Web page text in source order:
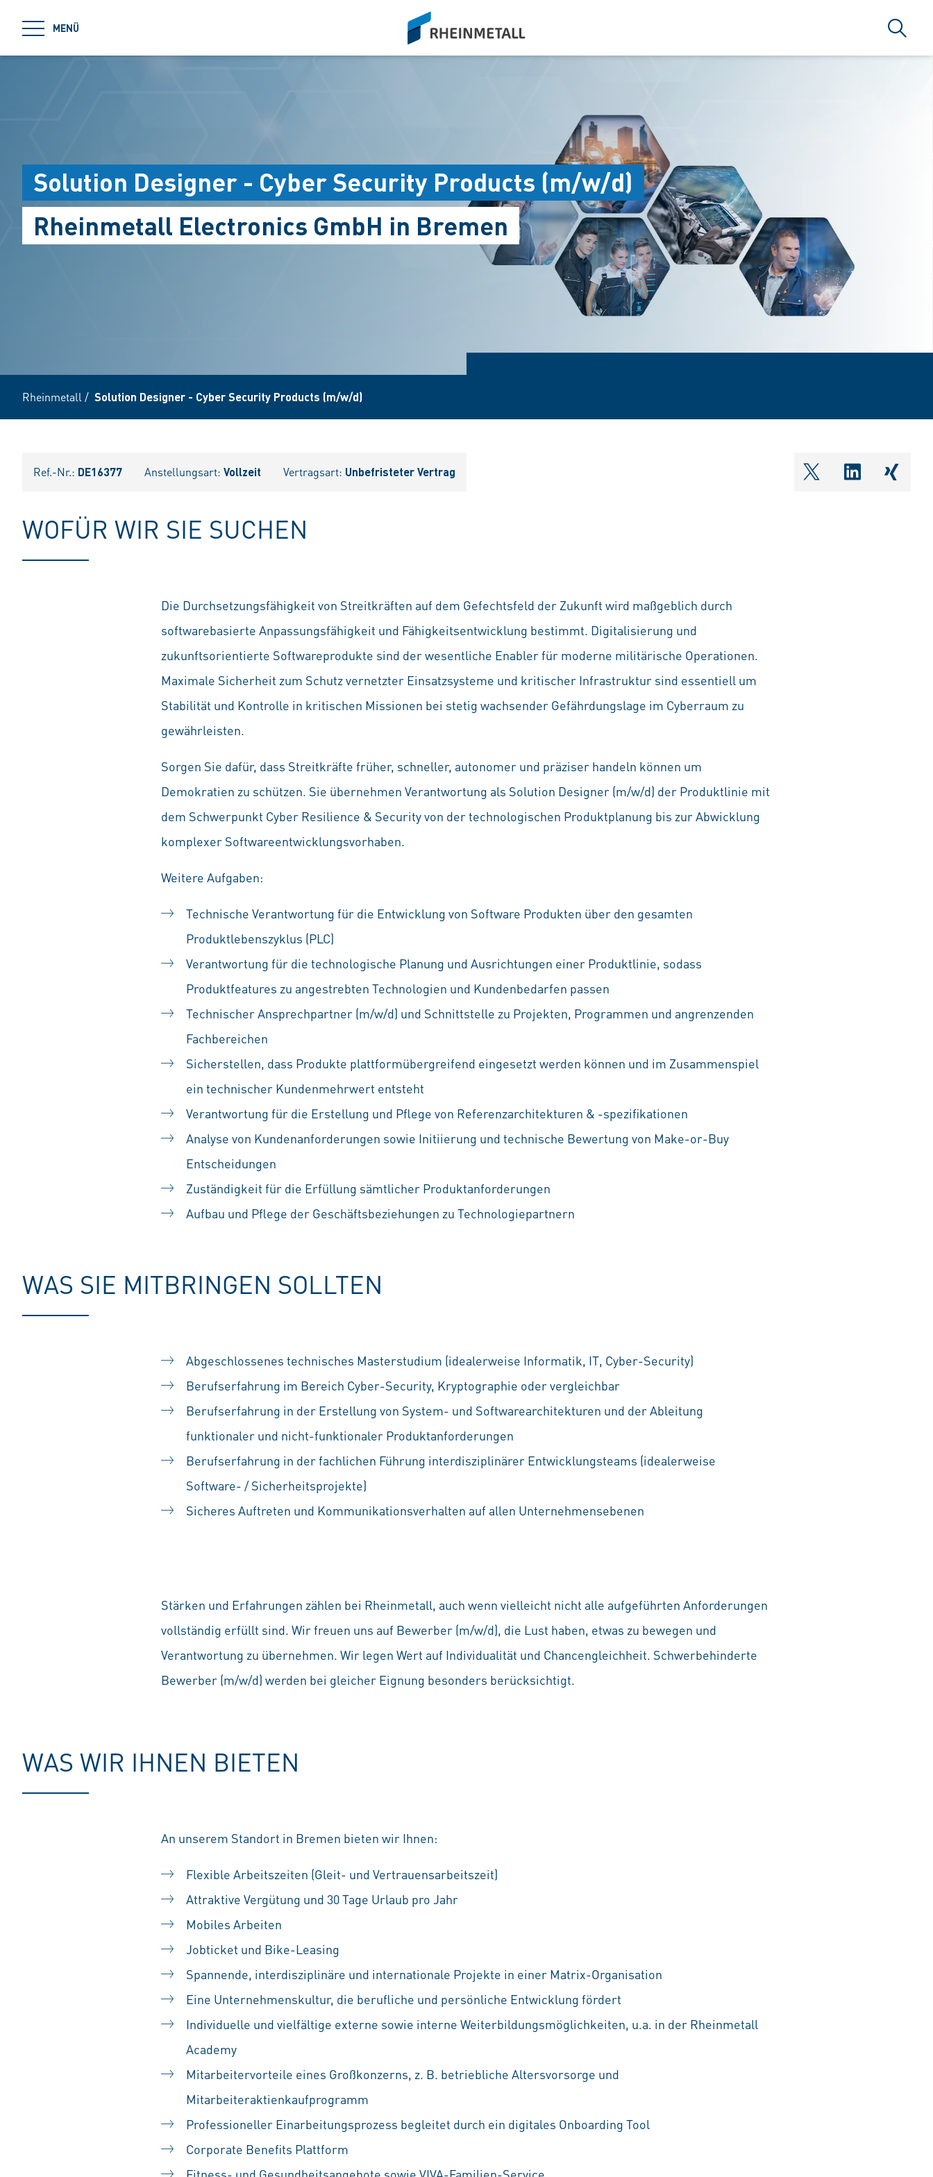
MENÜ
siteLogo
Suche
Solution Designer - Cyber Security Products (m/w/d)
Rheinmetall Electronics GmbH in Bremen
Rheinmetall / Solution Designer - Cyber Security Products (m/w/d)
Ref.-Nr.: DE16377 Anstellungsart: Vollzeit Vertragsart: Unbefristeter Vertrag shareOntwitter
WOFÜR WIR SIE SUCHEN
Die Durchsetzungsfähigkeit von Streitkräften auf dem Gefechtsfeld der Zukunft wird maßgeblich durch
softwarebasierte Anpassungsfähigkeit und Fähigkeitsentwicklung bestimmt. Digitalisierung und
zukunftsorientierte Softwareprodukte sind der wesentliche Enabler für moderne militärische Operationen.
Maximale Sicherheit zum Schutz vernetzter Einsatzsysteme und kritischer Infrastruktur sind essentiell um
Stabilität und Kontrolle in kritischen Missionen bei stetig wachsender Gefährdungslage im Cyberraum zu
gewährleisten.
Sorgen Sie dafür, dass Streitkräfte früher, schneller, autonomer und präziser handeln können um
Demokratien zu schützen. Sie übernehmen Verantwortung als Solution Designer (m/w/d) der Produktlinie mit
dem Schwerpunkt Cyber Resilience & Security von der technologischen Produktplanung bis zur Abwicklung
komplexer Softwareentwicklungsvorhaben.
Weitere Aufgaben:
Technische Verantwortung für die Entwicklung von Software Produkten über den gesamten
Produktlebenszyklus (PLC)
Verantwortung für die technologische Planung und Ausrichtungen einer Produktlinie, sodass
Produktfeatures zu angestrebten Technologien und Kundenbedarfen passen
Technischer Ansprechpartner (m/w/d) und Schnittstelle zu Projekten, Programmen und angrenzenden
Fachbereichen
Sicherstellen, dass Produkte plattformübergreifend eingesetzt werden können und im Zusammenspiel
ein technischer Kundenmehrwert entsteht
Verantwortung für die Erstellung und Pflege von Referenzarchitekturen & -spezifikationen
Analyse von Kundenanforderungen sowie Initiierung und technische Bewertung von Make-or-Buy
Entscheidungen
Zuständigkeit für die Erfüllung sämtlicher Produktanforderungen
Aufbau und Pflege der Geschäftsbeziehungen zu Technologiepartnern
WAS SIE MITBRINGEN SOLLTEN
Abgeschlossenes technisches Masterstudium (idealerweise Informatik, IT, Cyber-Security)
Berufserfahrung im Bereich Cyber-Security, Kryptographie oder vergleichbar
Berufserfahrung in der Erstellung von System- und Softwarearchitekturen und der Ableitung
funktionaler und nicht-funktionaler Produktanforderungen
Berufserfahrung in der fachlichen Führung interdisziplinärer Entwicklungsteams (idealerweise
Software- / Sicherheitsprojekte)
Sicheres Auftreten und Kommunikationsverhalten auf allen Unternehmensebenen
Stärken und Erfahrungen zählen bei Rheinmetall, auch wenn vielleicht nicht alle aufgeführten Anforderungen
vollständig erfüllt sind. Wir freuen uns auf Bewerber (m/w/d), die Lust haben, etwas zu bewegen und
Verantwortung zu übernehmen. Wir legen Wert auf Individualität und Chancengleichheit. Schwerbehinderte
Bewerber (m/w/d) werden bei gleicher Eignung besonders berücksichtigt.
WAS WIR IHNEN BIETEN
An unserem Standort in Bremen bieten wir Ihnen:
Flexible Arbeitszeiten (Gleit- und Vertrauensarbeitszeit)
Attraktive Vergütung und 30 Tage Urlaub pro Jahr
Mobiles Arbeiten
Jobticket und Bike-Leasing
Spannende, interdisziplinäre und internationale Projekte in einer Matrix-Organisation
Eine Unternehmenskultur, die berufliche und persönliche Entwicklung fördert
Individuelle und vielfältige externe sowie interne Weiterbildungsmöglichkeiten, u.a. in der Rheinmetall
Academy
Mitarbeitervorteile eines Großkonzerns, z. B. betriebliche Altersvorsorge und
Mitarbeiteraktienkaufprogramm
Professioneller Einarbeitungsprozess begleitet durch ein digitales Onboarding Tool
Corporate Benefits Plattform